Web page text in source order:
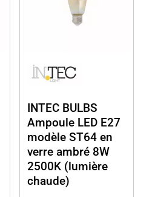
INTEC BULBS
Ampoule LED E27
modèle ST64 en
verre ambré 8W
2500K (lumière
chaude)